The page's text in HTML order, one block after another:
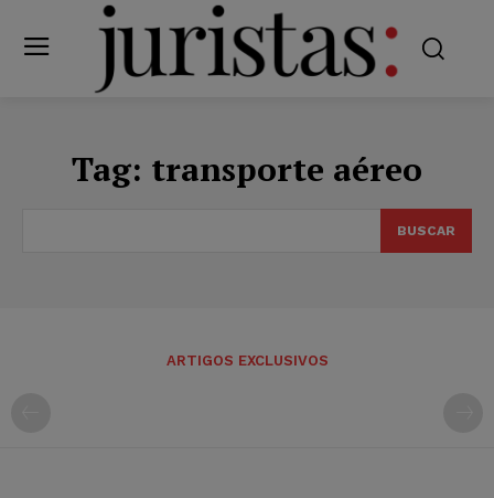
Tag: transporte aéreo
BUSCAR
ARTIGOS EXCLUSIVOS